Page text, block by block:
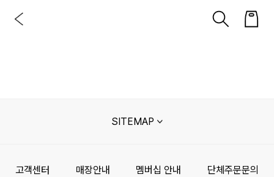
SITEMAP
고객센터 매장안내 멤버십 안내 단체주문문의